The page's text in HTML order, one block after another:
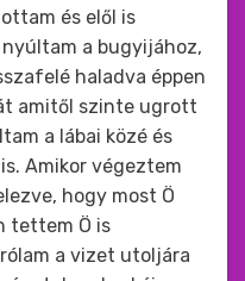
és elől is
a bugyijához,
haladva éppen
amitől szinte ugrott
a lábai közé és
Amikor végeztem
hogy most Ö
tettem Ö is
a vizet utoljára